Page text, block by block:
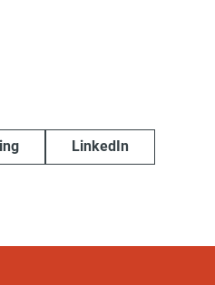
LinkedIn